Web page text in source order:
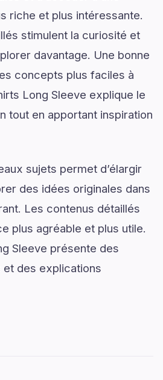
riche et plus intéressante.
stimulent la curiosité et
davantage. Une bonne
concepts plus faciles à
Long Sleeve explique le
tout en apportant inspiration
sujets permet d’élargir
des idées originales dans
Les contenus détaillés
plus agréable et plus utile.
Sleeve présente des
des explications